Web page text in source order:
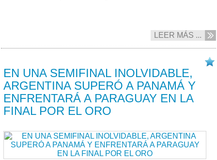
LEER MÁS ...
EN UNA SEMIFINAL INOLVIDABLE,
ARGENTINA SUPERÓ A PANAMÁ Y
ENFRENTARÁ A PARAGUAY EN LA
FINAL POR EL ORO